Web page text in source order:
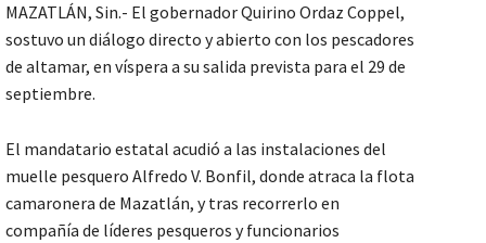
MAZATLÁN, Sin.- El gobernador Quirino Ordaz Coppel,
sostuvo un diálogo directo y abierto con los pescadores
de altamar, en víspera a su salida prevista para el 29 de
septiembre.
El mandatario estatal acudió a las instalaciones del
muelle pesquero Alfredo V. Bonfil, donde atraca la flota
camaronera de Mazatlán, y tras recorrerlo en
compañía de líderes pesqueros y funcionarios